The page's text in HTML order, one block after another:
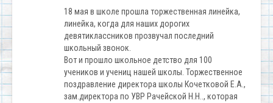
18 мая в школе прошла торжественная линейка,
линейка, когда для наших дорогих
девятиклассников прозвучал последний
школьный звонок.
Вот и прошло школьное детство для 100
учеников и учениц нашей школы. Торжественное
поздравление директора школы Кочетковой Е.А.,
зам.директора по УВР Рачейской Н.Н.., которая